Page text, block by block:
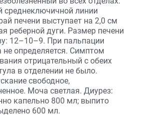
среднеключичной линии
печени выступает на 2,0 см
реберной дуги. Размер печени
12–10–9. При пальпации
не определяется. Симптом
отрицательный с обеих
в отделении не было.
свободное,
Моча светлая. Диурез:
капельно 800 мл; выпито
600 мл.